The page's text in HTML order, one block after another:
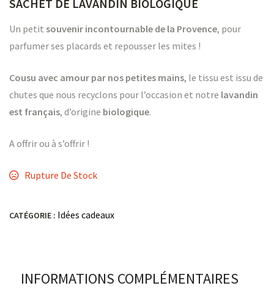
SACHET DE LAVANDIN BIOLOGIQUE
Un petit souvenir incontournable de la Provence, pour
parfumer ses placards et repousser les mites !
Cousu avec amour par nos petites mains, le tissu est issu de
chutes que nous recyclons pour l’occasion et notre lavandin
est français, d’origine biologique.
A offrir ou à s’offrir !
Rupture De Stock
CATÉGORIE : Idées cadeaux
INFORMATIONS COMPLÉMENTAIRES